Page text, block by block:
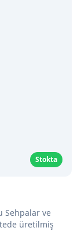
Stokta
Sehpalar ve
üretilmiş